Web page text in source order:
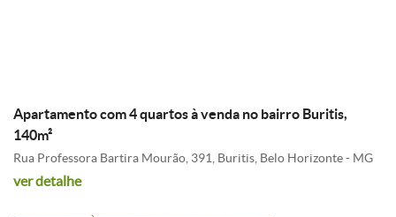
Apartamento com 4 quartos à venda no bairro Buritis,
140m²
Rua Professora Bartira Mourão, 391, Buritis, Belo Horizonte - MG
ver detalhe